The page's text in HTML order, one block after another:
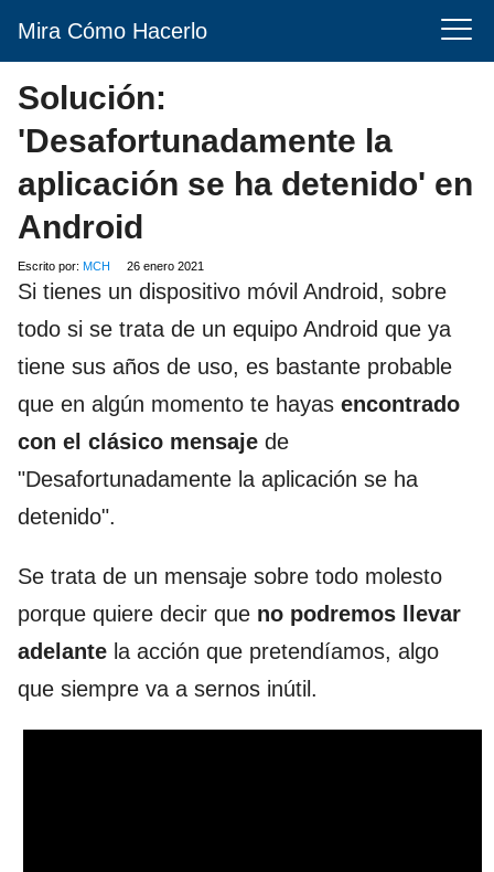
Mira Cómo Hacerlo
Solución:
'Desafortunadamente la
aplicación se ha detenido' en
Android
Escrito por: MCH 26 enero 2021
Si tienes un dispositivo móvil Android, sobre
todo si se trata de un equipo Android que ya
tiene sus años de uso, es bastante probable
que en algún momento te hayas encontrado
con el clásico mensaje de
"Desafortunadamente la aplicación se ha
detenido".
Se trata de un mensaje sobre todo molesto
porque quiere decir que no podremos llevar
adelante la acción que pretendíamos, algo
que siempre va a sernos inútil.